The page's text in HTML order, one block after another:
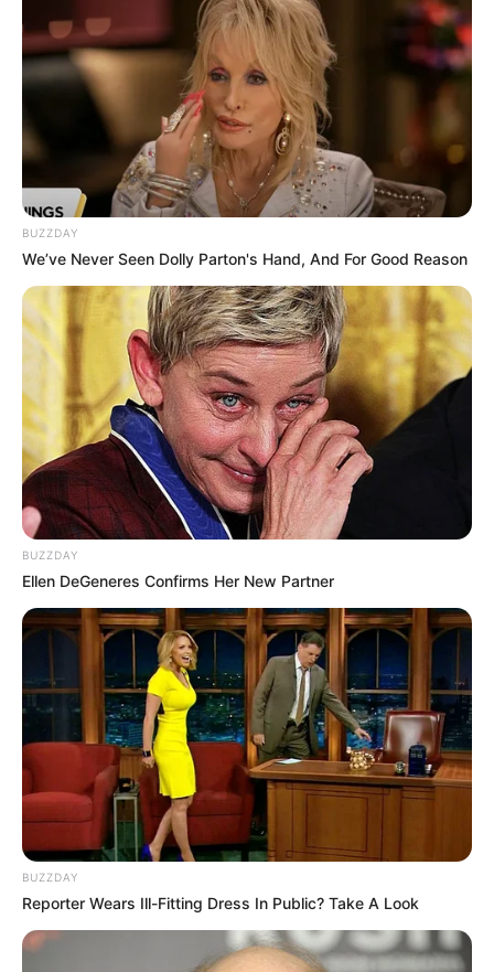
Con yerbateca, aroma a café y
productos recién horneados,
abrió Trinchera: un refugio en
Roldán donde el tiempo va un
poco más lento
Búsqueda laboral: vendedor part time
turno tarde para comercio de Funes
De amarillo a naranja: hay alerta por
fuertes lluvias para este jueves en
Roldán y la zona
Crece en Santa Fe una campaña que
transforma el aceite usado en
biocombustible
Un fusilado que vive: fue abandonado en
un descampado de Roldán durante la
justicia